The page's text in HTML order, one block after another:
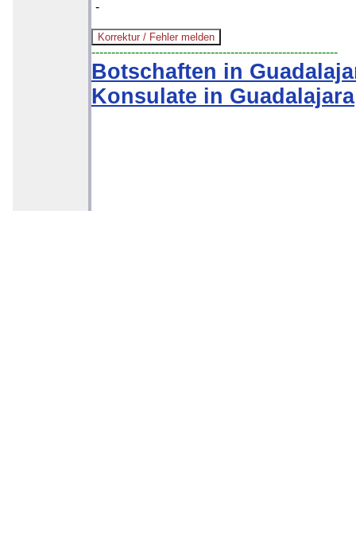
-
--------------------------------------------------------------
Botschaften in
Konsulate in Guadalajara